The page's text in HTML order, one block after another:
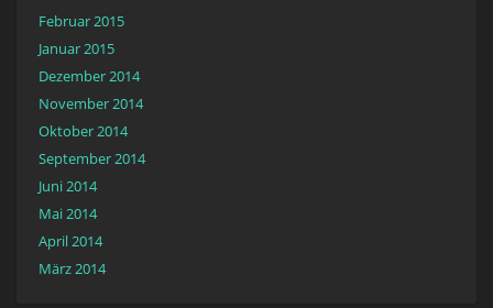
Februar 2015
Januar 2015
Dezember 2014
November 2014
Oktober 2014
September 2014
Juni 2014
Mai 2014
April 2014
März 2014